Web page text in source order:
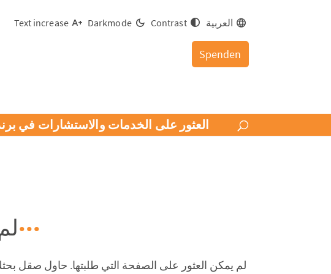
العربية Contrast
Darkmode
Text increase
Spenden
العثور على الخدمات والاستشارات في
لم يمكن العثور على الصفحة التي طلبتها. حاول صقل